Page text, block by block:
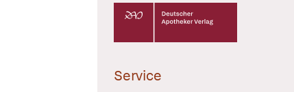
Deutscher Apotheker Verlag Logo
Service